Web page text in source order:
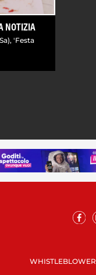
NOTIZIA
'Festa
WHISTLEBLOWER